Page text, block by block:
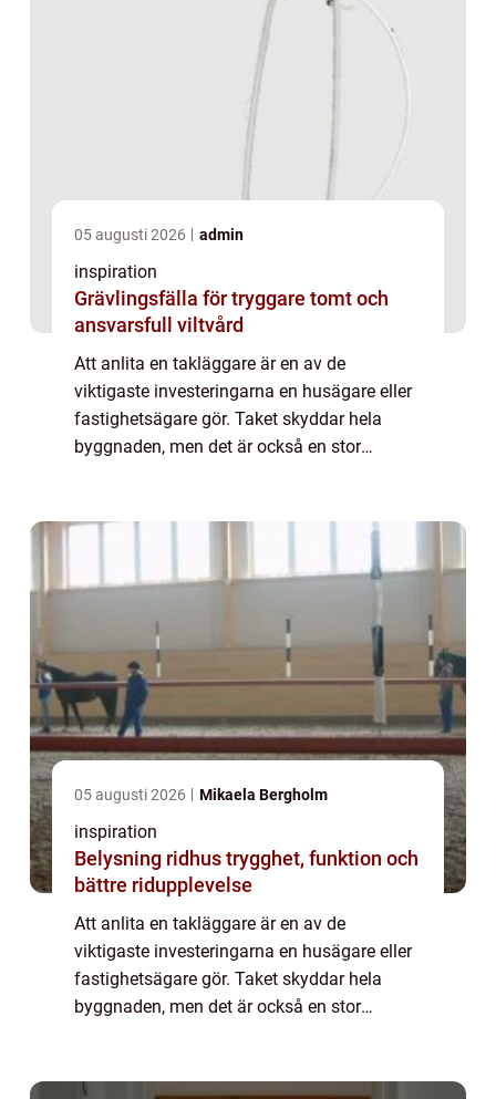
05 augusti 2026 admin
inspiration
Grävlingsfälla för tryggare tomt och
ansvarsfull viltvård
Att anlita en takläggare är en av de
viktigaste investeringarna en husägare eller
fastighetsägare gör. Taket skyddar hela
byggnaden, men det är också en stor
isbildning o...
05 augusti 2026 Mikaela Bergholm
inspiration
Belysning ridhus trygghet, funktion och
bättre ridupplevelse
Att anlita en takläggare är en av de
viktigaste investeringarna en husägare eller
fastighetsägare gör. Taket skyddar hela
byggnaden, men det är också en stor
isbildning o...